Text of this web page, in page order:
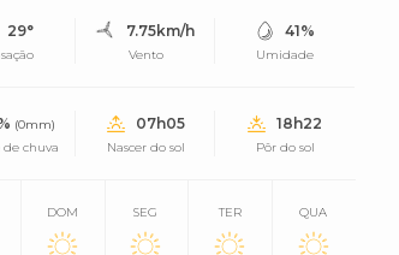
29° 7.75km/h
Vento
41%
Umidade
(0mm)
de chuva
07h05
Nascer do sol
18h22
Pôr do sol
DOM SEG TER QUA